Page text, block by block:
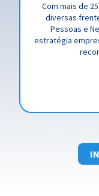
Com mais de
diversas
Pessoas e
estratégia